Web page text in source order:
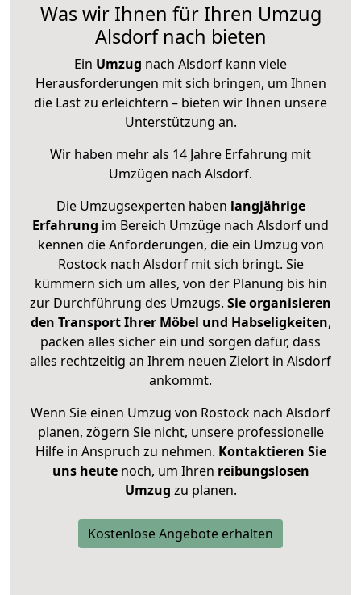
Was wir Ihnen für Ihren Umzug
Alsdorf nach bieten
Ein Umzug nach Alsdorf kann viele
Herausforderungen mit sich bringen, um Ihnen
die Last zu erleichtern – bieten wir Ihnen unsere
Unterstützung an.
Wir haben mehr als 14 Jahre Erfahrung mit
Umzügen nach Alsdorf.
Die Umzugsexperten haben langjährige
Erfahrung im Bereich Umzüge nach Alsdorf und
kennen die Anforderungen, die ein Umzug von
Rostock nach Alsdorf mit sich bringt. Sie
kümmern sich um alles, von der Planung bis hin
zur Durchführung des Umzugs. Sie organisieren
den Transport Ihrer Möbel und Habseligkeiten,
packen alles sicher ein und sorgen dafür, dass
alles rechtzeitig an Ihrem neuen Zielort in Alsdorf
ankommt.
Wenn Sie einen Umzug von Rostock nach Alsdorf
planen, zögern Sie nicht, unsere professionelle
Hilfe in Anspruch zu nehmen. Kontaktieren Sie
uns heutenoch, um Ihren reibungslosen
Umzug zu planen.
Kostenlose Angebote erhalten